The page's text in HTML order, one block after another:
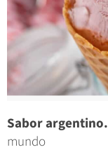
Sabor argentino.
mundo